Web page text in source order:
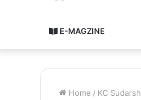
E-MAGZINE
Home / KC